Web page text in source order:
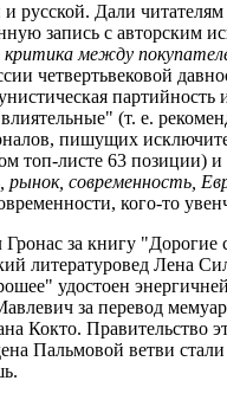
русской. Дали
запись с авторским
между
четвертьвековой
партийность
(т. е.
пишущих
топ-листе 63 позиции) и
рынок, современность,
кого-то
за книгу "Дорогие
литературовед Лена
удостоен
за перевод
Кокто. Правительство
Пальмовой ветви